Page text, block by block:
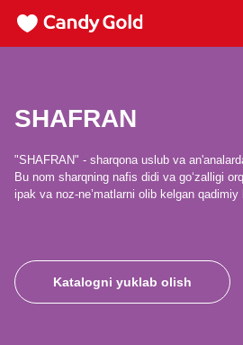
SHAFRAN
"SHAFRAN" - sharqona uslub va
Bu nom sharqning nafis didi va go‘zalligi
ipak va noz-ne’matlarni olib kelgan
Katalogni yuklab olish